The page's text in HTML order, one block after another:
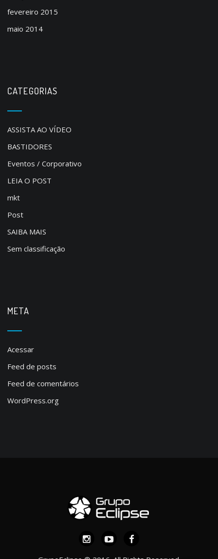
fevereiro 2015
maio 2014
CATEGORIAS
ASSISTA AO VÍDEO
BASTIDORES
Eventos / Corporativo
LEIA O POST
mkt
Post
SAIBA MAIS
Sem classificação
META
Acessar
Feed de posts
Feed de comentários
WordPress.org